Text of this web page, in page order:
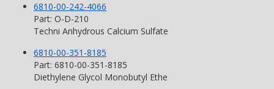
6810-00-242-4066
Part: O-D-210
Techni Anhydrous Calcium Sulfate
6810-00-351-8185
Part: 6810-00-351-8185
Diethylene Glycol Monobutyl Ethe